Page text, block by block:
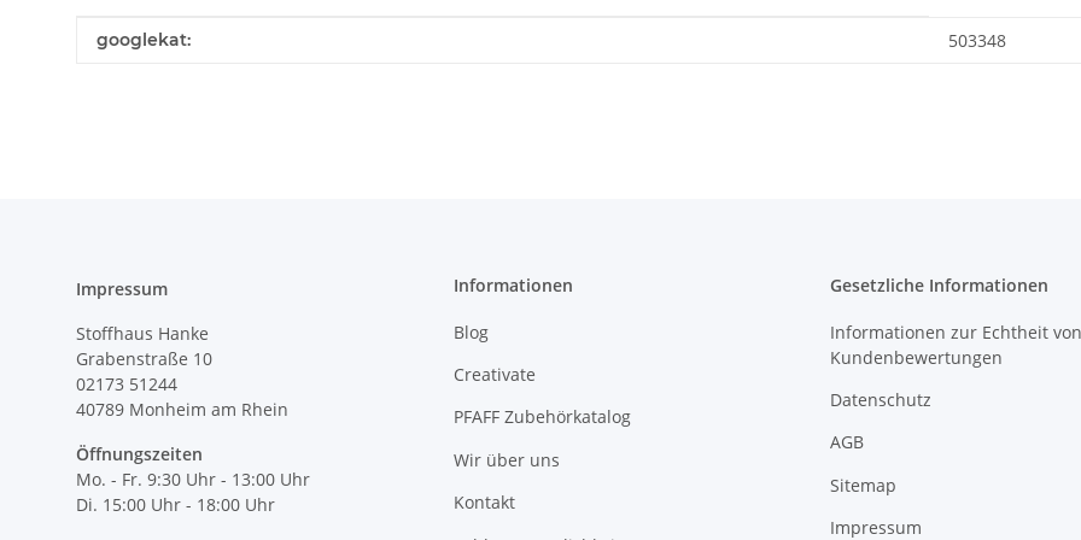
Produkteigenschaft
Wert
googlekat: 503348
Impressum
Stoffhaus Hanke
Grabenstraße 10
02173 51244
40789 Monheim am Rhein
Öffnungszeiten
Mo. - Fr. 9:30 Uhr - 13:00 Uhr
Di. 15:00 Uhr - 18:00 Uhr
Informationen
Blog
Creativate
PFAFF Zubehörkatalog
Wir über uns
Kontakt
Gesetzliche Informationen
Informationen zur Echtheit von
Kundenbewertungen
Datenschutz
AGB
Sitemap
Impressum